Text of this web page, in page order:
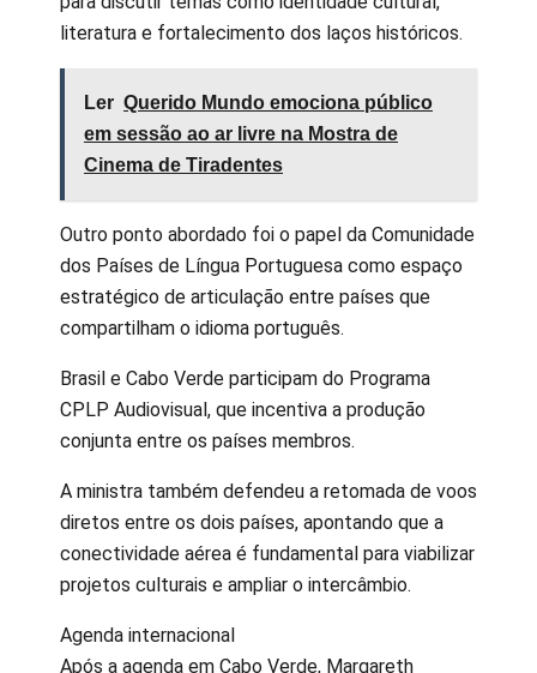
literatura e fortalecimento dos laços históricos.
Ler Querido Mundo emociona público
em sessão ao ar livre na Mostra de
Cinema de Tiradentes
Outro ponto abordado foi o papel da Comunidade
dos Países de Língua Portuguesa como espaço
estratégico de articulação entre países que
compartilham o idioma português.
Brasil e Cabo Verde participam do Programa
CPLP Audiovisual, que incentiva a produção
conjunta entre os países membros.
A ministra também defendeu a retomada de voos
diretos entre os dois países, apontando que a
conectividade aérea é fundamental para viabilizar
projetos culturais e ampliar o intercâmbio.
Agenda internacional
Após a agenda em Cabo Verde, Margareth